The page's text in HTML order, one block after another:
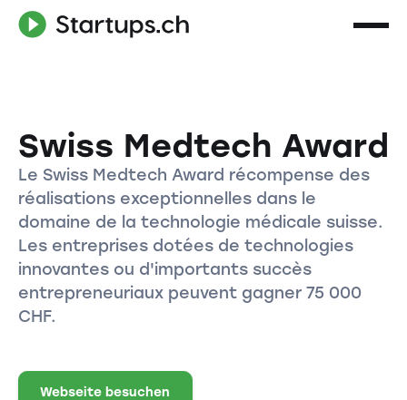
Swiss Medtech Award
Le Swiss Medtech Award récompense des
réalisations exceptionnelles dans le
domaine de la technologie médicale suisse.
Les entreprises dotées de technologies
innovantes ou d'importants succès
entrepreneuriaux peuvent gagner 75 000
CHF.
Webseite besuchen